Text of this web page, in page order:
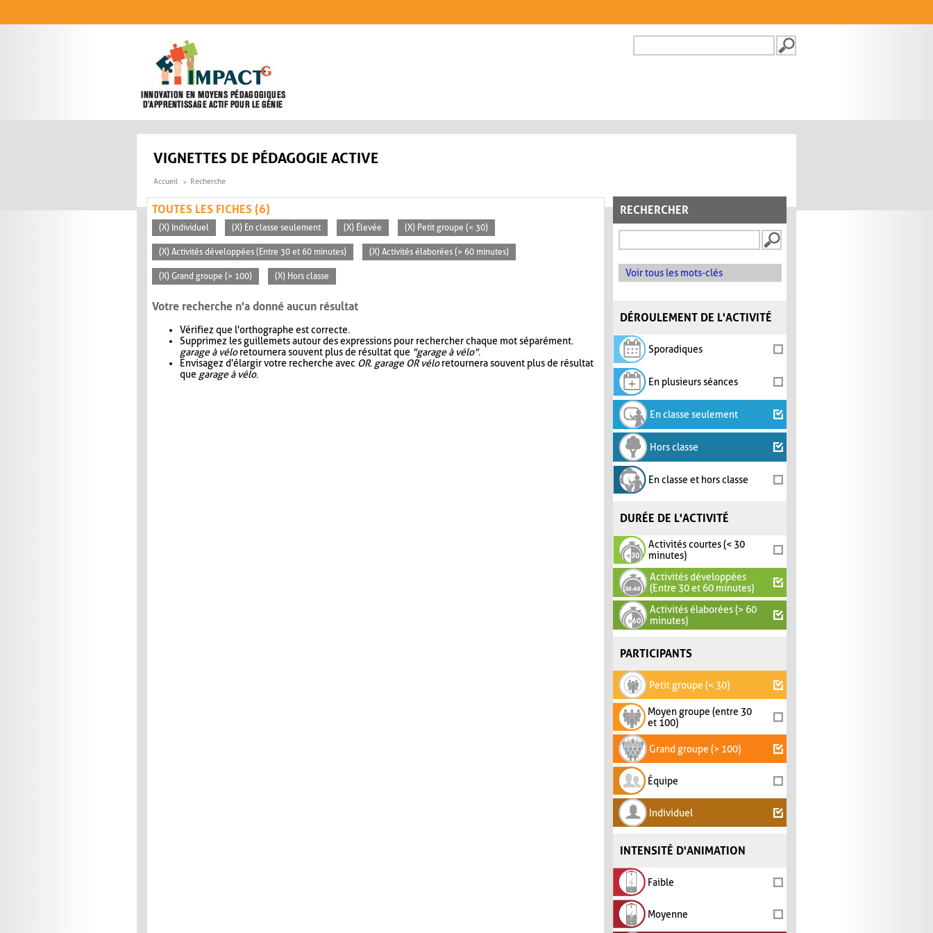
FORMULAIRE DE
VIGNETTES DE PÉDAGOGIE ACTIVE
Accueil Recherche
RECHERCHER
Voir tous les mots-clés
DÉROULEMENT DE L'ACTIVITÉ
Sporadiques
En plusieurs séances
En classe seulement
Hors classe
En classe et hors classe
DURÉE DE L'ACTIVITÉ
Activités courtes (< 30
minutes)
Activités développées
(Entre 30 et 60 minutes)
Activités élaborées (> 60
minutes)
PARTICIPANTS
Petit groupe (< 30)
Moyen groupe (entre 30
et 100)
Grand groupe (> 100)
Équipe
Individuel
INTENSITÉ D'ANIMATION
Faible
Moyenne
TOUTES LES FICHES (6)
(X) Individuel (X) En classe seulement (X) Élevée (X) Petit groupe (< 30)
(X) Activités développées (Entre 30 et 60 minutes) (X) Activités élaborées (> 60 minutes)
(X) Grand groupe (> 100) (X) Hors classe
Votre recherche n'a donné aucun résultat
Vérifiez que l'orthographe est correcte.
Supprimez les guillemets autour des expressions pour rechercher chaque mot séparément.
garage à véloretournera souvent plus de résultat que "garage à vélo".
Envisagez d'élargir votre recherche avec OR. garage OR véloretournera souvent plus de résultat
que garage à vélo.